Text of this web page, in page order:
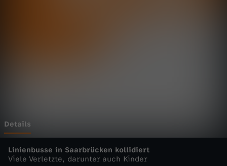
l
a
Details
Linienbusse in Saarbrücken kollidiert
Viele Verletzte, darunter auch Kinder